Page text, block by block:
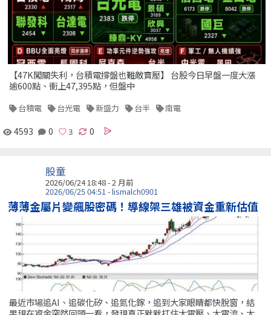
【47K闖關失利，台積電撐盤也難敵賣壓】 台股今日早盤一度大漲
逾600點、衝上47,395點，但盤中
台積電 台光電 新盛力 台半 南電
4593 0 0
股童
2026/06/24 18:48 - 2 月前
2026/06/25 04:51 - lismalch0901
薄薄金屬片變飆股密碼！導線架三雄被資金重新估值
最近市場追AI、追碳化矽、追氮化鎵，追到大家眼睛都快脫窗，結